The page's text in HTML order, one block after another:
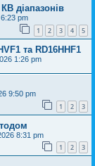
діапазонів
pm
1 2 3 4 5
та RD16HHF1
1:26 pm
9:50 pm
1 2 3
8:31 pm
1 2 3